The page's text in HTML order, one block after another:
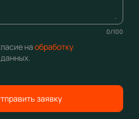
0/100
наобработку
.
заявку